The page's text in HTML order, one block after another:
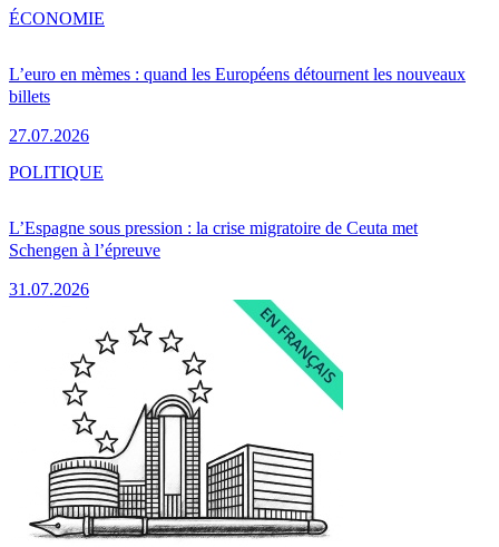
L’euro en mèmes : quand les Européens détournent les nouveaux
billets
27.07.2026
ÉCONOMIE
L’Espagne sous pression : la crise migratoire de Ceuta met
Schengen à l’épreuve
31.07.2026
POLITIQUE